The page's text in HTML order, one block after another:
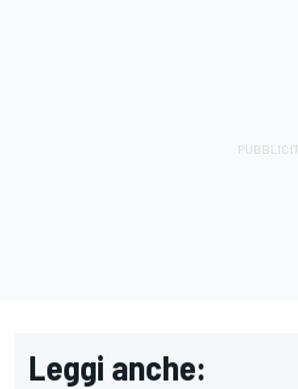
Leggi anche: